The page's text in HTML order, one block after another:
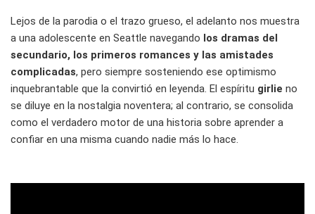
Lejos de la parodia o el trazo grueso, el adelanto nos muestra
a una adolescente en Seattle navegando los dramas del
secundario, los primeros romances y las amistades
complicadas, pero siempre sosteniendo ese optimismo
inquebrantable que la convirtió en leyenda. El espíritu girlie no
se diluye en la nostalgia noventera; al contrario, se consolida
como el verdadero motor de una historia sobre aprender a
confiar en una misma cuando nadie más lo hace.